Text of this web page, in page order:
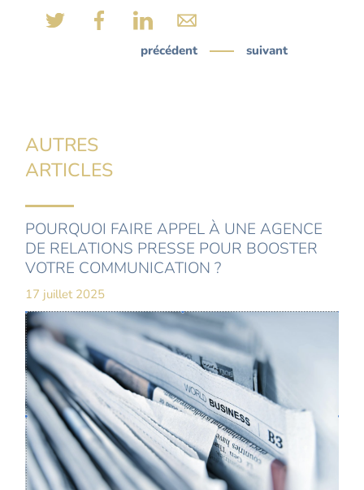
précédent suivant
AUTRES
ARTICLES
POURQUOI FAIRE APPEL À UNE AGENCE
DE RELATIONS PRESSE POUR BOOSTER
VOTRE COMMUNICATION ?
17 juillet 2025